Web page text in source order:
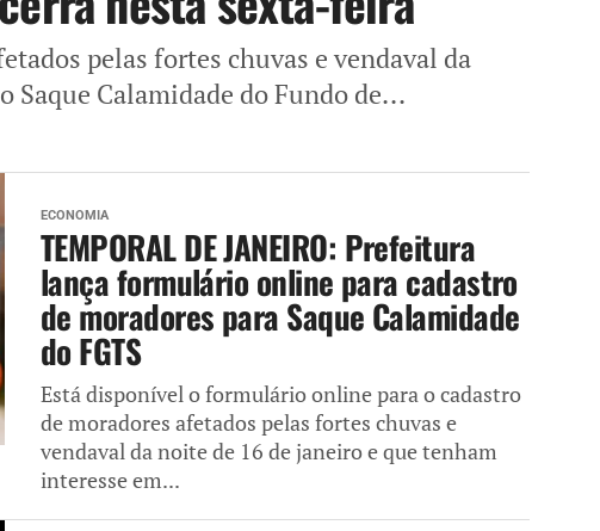
pelas fortes chuvas e vendaval da
Calamidade do Fundo de...
ECONOMIA
TEMPORAL DE JANEIRO: Prefeitura
lança formulário online para cadastro
de moradores para Saque Calamidade
do FGTS
Está disponível o formulário online para o cadastro
de moradores afetados pelas fortes chuvas e
vendaval da noite de 16 de janeiro e que tenham
interesse em...